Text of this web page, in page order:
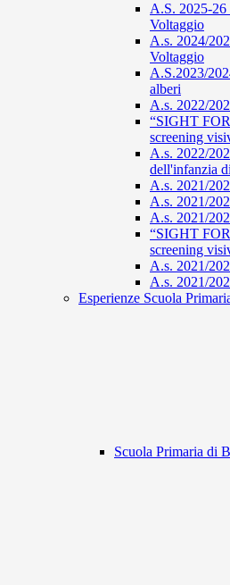
A.S. 2025-26
Voltaggio
A.s. 2024/
Voltaggio
A.S.2023/
alberi
A.s. 2022/
“SIGHT
screening
A.s. 2022/
dell'infanzia
A.s. 2021/
A.s. 2021/
A.s. 2021/
“SIGHT
screening
A.s. 2021/
A.s. 2021/
Esperienze Scuola
Scuola Primaria di